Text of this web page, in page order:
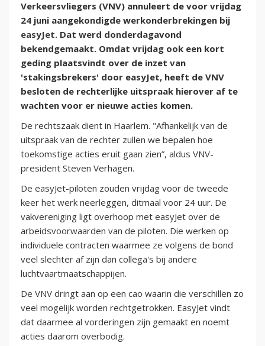
Verkeersvliegers (VNV) annuleert de voor vrijdag
24 juni aangekondigde werkonderbrekingen bij
easyJet. Dat werd donderdagavond
bekendgemaakt. Omdat vrijdag ook een kort
geding plaatsvindt over de inzet van
'stakingsbrekers' door easyJet, heeft de VNV
besloten de rechterlijke uitspraak hierover af te
wachten voor er nieuwe acties komen.
De rechtszaak dient in Haarlem. "Afhankelijk van de
uitspraak van de rechter zullen we bepalen hoe
toekomstige acties eruit gaan zien”, aldus VNV-
president Steven Verhagen.
De easyJet-piloten zouden vrijdag voor de tweede
keer het werk neerleggen, ditmaal voor 24 uur. De
vakvereniging ligt overhoop met easyJet over de
arbeidsvoorwaarden van de piloten. Die werken op
individuele contracten waarmee ze volgens de bond
veel slechter af zijn dan collega's bij andere
luchtvaartmaatschappijen.
De VNV dringt aan op een cao waarin die verschillen zo
veel mogelijk worden rechtgetrokken. EasyJet vindt
dat daarmee al vorderingen zijn gemaakt en noemt
acties daarom overbodig.